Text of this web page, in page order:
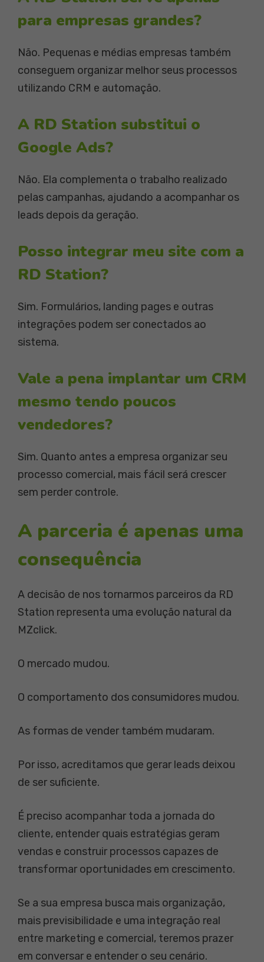
para empresas grandes?
Não. Pequenas e médias empresas também
conseguem organizar melhor seus processos
utilizando CRM e automação.
A RD Station substitui o
Google Ads?
Não. Ela complementa o trabalho realizado
pelas campanhas, ajudando a acompanhar os
leads depois da geração.
Posso integrar meu site com a
RD Station?
Sim. Formulários, landing pages e outras
integrações podem ser conectados ao
sistema.
Vale a pena implantar um CRM
mesmo tendo poucos
vendedores?
Sim. Quanto antes a empresa organizar seu
processo comercial, mais fácil será crescer
sem perder controle.
A parceria é apenas uma
consequência
A decisão de nos tornarmos parceiros da RD
Station representa uma evolução natural da
MZclick.
O mercado mudou.
O comportamento dos consumidores mudou.
As formas de vender também mudaram.
Por isso, acreditamos que gerar leads deixou
de ser suficiente.
É preciso acompanhar toda a jornada do
cliente, entender quais estratégias geram
vendas e construir processos capazes de
transformar oportunidades em crescimento.
Se a sua empresa busca mais organização,
mais previsibilidade e uma integração real
entre marketing e comercial, teremos prazer
em conversar e entender o seu cenário.